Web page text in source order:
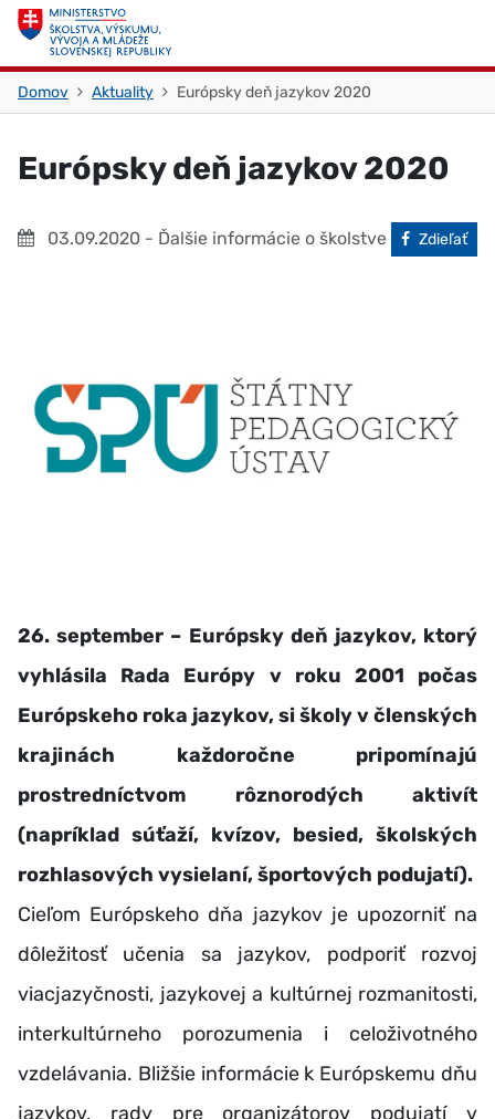
Skočiť na obsah
Domov Aktuality Európsky deň jazykov 2020
Európsky deň jazykov 2020
03.09.2020 - Ďalšie informácie o školstve Facebook
Zdieľať
26. september – Európsky deň jazykov, ktorý
vyhlásila Rada Európy v roku 2001 počas
Európskeho roka jazykov, si školy v členských
krajinách každoročne pripomínajú
prostredníctvom rôznorodých aktivít
(napríklad súťaží, kvízov, besied, školských
rozhlasových vysielaní, športových podujatí).
Cieľom Európskeho dňa jazykov je upozorniť na
dôležitosť učenia sa jazykov, podporiť rozvoj
viacjazyčnosti, jazykovej a kultúrnej rozmanitosti,
interkultúrneho porozumenia i celoživotného
vzdelávania. Bližšie informácie k Európskemu dňu
jazykov, rady pre organizátorov podujatí v
Skočiť na začiatok stránky